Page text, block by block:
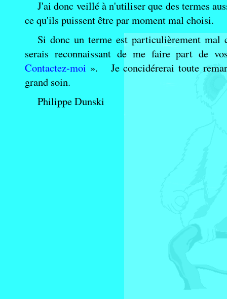
J'ai donc veillé à n'utiliser que des termes
ce qu'ils puissent être par moment mal choisi.
Si donc un terme est particulièrement
serais reconnaissant de me faire part de
Contactez-moi ». Je concidérerai toute
grand soin.
Philippe Dunski